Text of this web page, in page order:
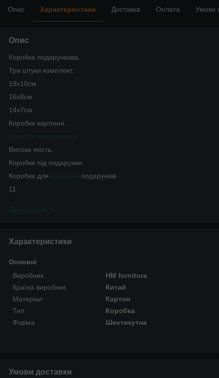
Опис Характеристики Доставка Оплата Умови
Опис
Коробка подарункова.
Три штуки комплект.
19х10см
16х8см
14х7см
Коробки картонні.
Висока якість.
Коробки під подарунки.
Коробки для
подарунків.
11
Характеристики
Основні
Виробник
HM furnitura
Країна виробник
Китай
Матеріал
Картон
Тип
Коробка
Форма
Шестикутна
Умови доставки